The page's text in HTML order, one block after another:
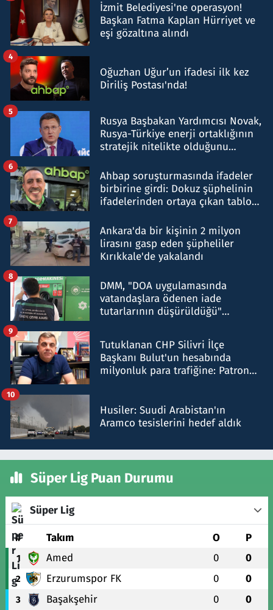
İzmit Belediyesi'ne operasyon!
Başkan Fatma Kaplan Hürriyet ve
eşi gözaltına alındı
Oğuzhan Uğur’un ifadesi ilk kez
Diriliş Postası'nda!
4
Rusya Başbakan Yardımcısı Novak,
Rusya-Türkiye enerji ortaklığının
stratejik nitelikte olduğunu
5
Ahbap soruşturmasında ifadeler
birbirine girdi: Dokuz şüphelinin
ifadelerinden ortaya çıkan tablo
6
Ankara'da bir kişinin 2 milyon
lirasını gasp eden şüpheliler
Kırıkkale'de yakalandı
7
DMM, "DOA uygulamasında
vatandaşlara ödenen iade
tutarlarının düşürüldüğü"
8
Tutuklanan CHP Silivri İlçe
Başkanı Bulut'un hesabında
milyonluk para trafiğine: Patron
9
Husiler: Suudi Arabistan'ın
Aramco tesislerini hedef aldık
10
Süper Lig Puan Durumu
Süper Lig
# Takım O P
1 Amed 0 0
2 Erzurumspor FK 0 0
3 Başakşehir 0 0